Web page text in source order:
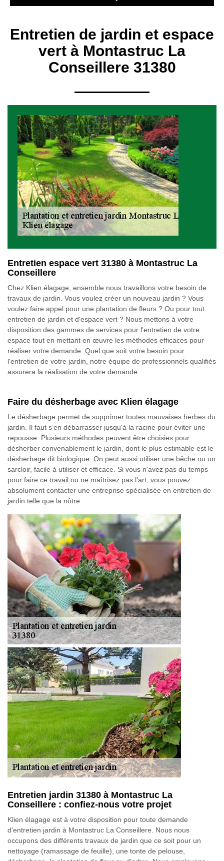
Entretien de jardin et espace
vert à Montastruc La
Conseillere 31380
Entretien espace vert 31380 à Montastruc La
Conseillere
Chez Klien élagage, ensemble nous travaillons votre besoin de
travaux de jardin. Vous voulez créer un nouveau jardin ? Vous
voulez faire appel pour une plantation de fleurs ? Ou pour tout
entretien de jardin et d'espace vert ? Nous mettons à votre
disposition des gammes de services pour l'entretien de votre
espace tout en mettant en œuvre les méthodes efficaces pour
réaliser votre demande. Quel que soit votre besoin pour
l'entretien de votre jardin, notre équipe de professionnels qualifiés
assurera la réalisation de votre demande.
Faire du désherbage avec Klien élagage
Le désherbage permet de supprimer toutes mauvaises herbes du
jardin. Il faut s’en débarrasser jusqu'à la racine pour éviter une
repousse. Plusieurs méthodes peuvent être choisies pour
désherber convenablement le jardin, dont le plus estimable est le
désherbage dit biologique. On peut aussi utiliser une bêche ou un
sarcloir, facile à utiliser et efficace. Si vous n'avez pas du temps
pour faire ce travail ou ne maîtrisez pas l'art, vous pouvez
absolument contacter une entreprise spécialisée en entretien de
jardin telle que la nôtre.
Entretien jardin 31380 à Montastruc La
Conseillere : confiez-nous votre projet
Klien élagage est à votre disposition pour toute demande
d'entretien jardin à Montastruc La Conseillere. Nous nous
occupons des différents travaux de jardin que ce soit pour un
nettoyage (ramassage de feuille), une tonte de pelouse,